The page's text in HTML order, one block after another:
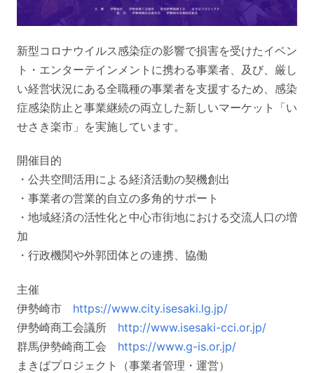
新型コロナウイルス感染症の影響で損害を受けたイベン
ト・エンターテインメントに携わる事業者、及び、厳し
い経営状況にある全職種の事業者を支援するため、感染
症感染防止と事業継続の両立した新しいマーケット「い
せさき楽市」を実施しています。
開催目的
・公共空間活用による経済活動の契機創出
・事業者の営業的自立の多角的サポート
・地域経済の活性化と中心市街地における交流人口の増
加
・行政機関や外郭団体との連携、協働
主催
伊勢崎市 https://www.city.isesaki.lg.jp/
伊勢崎商工会議所 http://www.isesaki-cci.or.jp/
群馬伊勢崎商工会 https://www.g-is.or.jp/
まきばプロジェクト（事業者管理・運営）